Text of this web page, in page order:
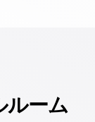
ルーム